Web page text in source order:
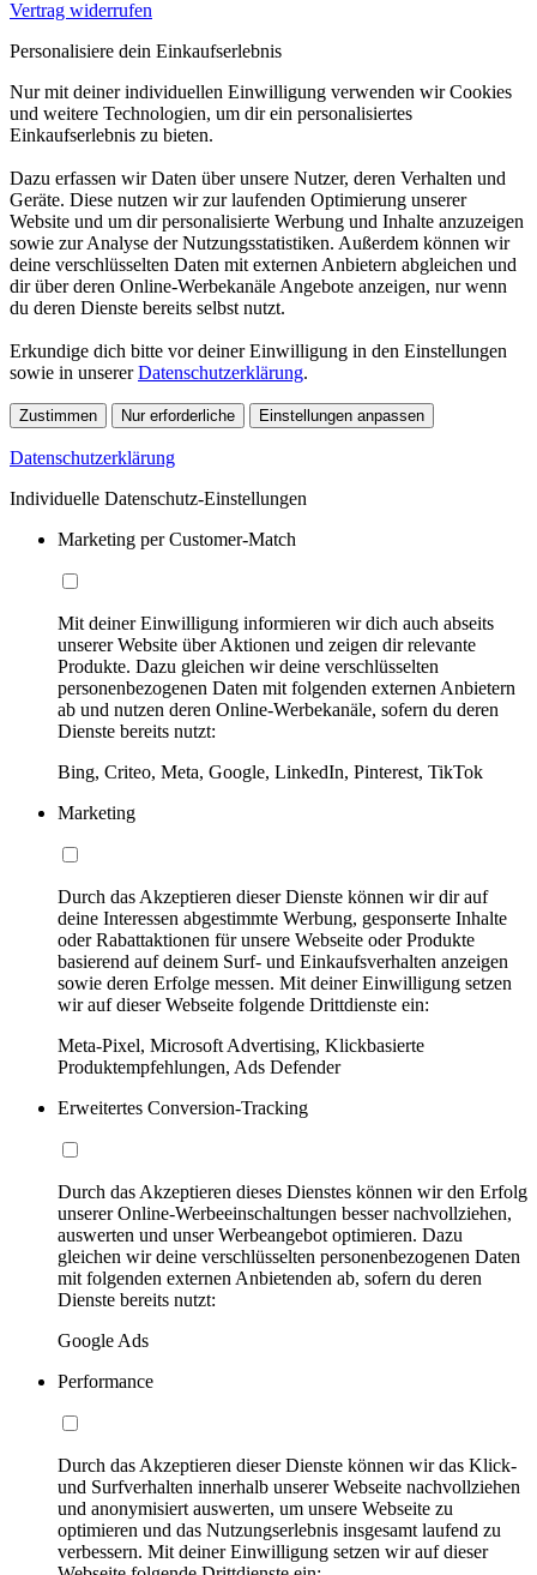
Vertrag widerrufen
Personalisiere dein Einkaufserlebnis
Nur mit deiner individuellen Einwilligung verwenden wir Cookies
und weitere Technologien, um dir ein personalisiertes
Einkaufserlebnis zu bieten.
Dazu erfassen wir Daten über unsere Nutzer, deren Verhalten und
Geräte. Diese nutzen wir zur laufenden Optimierung unserer
Website und um dir personalisierte Werbung und Inhalte anzuzeigen
sowie zur Analyse der Nutzungsstatistiken. Außerdem können wir
deine verschlüsselten Daten mit externen Anbietern abgleichen und
dir über deren Online-Werbekanäle Angebote anzeigen, nur wenn
du deren Dienste bereits selbst nutzt.
Erkundige dich bitte vor deiner Einwilligung in den Einstellungen
sowie in unsererDatenschutzerklärung.
Zustimmen Nur erforderliche Einstellungen anpassen
Datenschutzerklärung
Individuelle Datenschutz-Einstellungen
Marketing per Customer-Match
Mit deiner Einwilligung informieren wir dich auch abseits
unserer Website über Aktionen und zeigen dir relevante
Produkte. Dazu gleichen wir deine verschlüsselten
personenbezogenen Daten mit folgenden externen Anbietern
ab und nutzen deren Online-Werbekanäle, sofern du deren
Dienste bereits nutzt:
Bing, Criteo, Meta, Google, LinkedIn, Pinterest, TikTok
Marketing
Durch das Akzeptieren dieser Dienste können wir dir auf
deine Interessen abgestimmte Werbung, gesponserte Inhalte
oder Rabattaktionen für unsere Webseite oder Produkte
basierend auf deinem Surf- und Einkaufsverhalten anzeigen
sowie deren Erfolge messen. Mit deiner Einwilligung setzen
wir auf dieser Webseite folgende Drittdienste ein:
Meta-Pixel, Microsoft Advertising, Klickbasierte
Produktempfehlungen, Ads Defender
Erweitertes Conversion-Tracking
Durch das Akzeptieren dieses Dienstes können wir den Erfolg
unserer Online-Werbeeinschaltungen besser nachvollziehen,
auswerten und unser Werbeangebot optimieren. Dazu
gleichen wir deine verschlüsselten personenbezogenen Daten
mit folgenden externen Anbietenden ab, sofern du deren
Dienste bereits nutzt:
Google Ads
Performance
Durch das Akzeptieren dieser Dienste können wir das Klick-
und Surfverhalten innerhalb unserer Webseite nachvollziehen
und anonymisiert auswerten, um unsere Webseite zu
optimieren und das Nutzungserlebnis insgesamt laufend zu
verbessern. Mit deiner Einwilligung setzen wir auf dieser